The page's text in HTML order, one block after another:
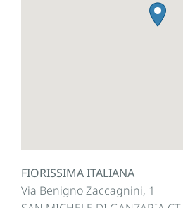
FIORISSIMA ITALIANA
Via Benigno Zaccagnini, 1